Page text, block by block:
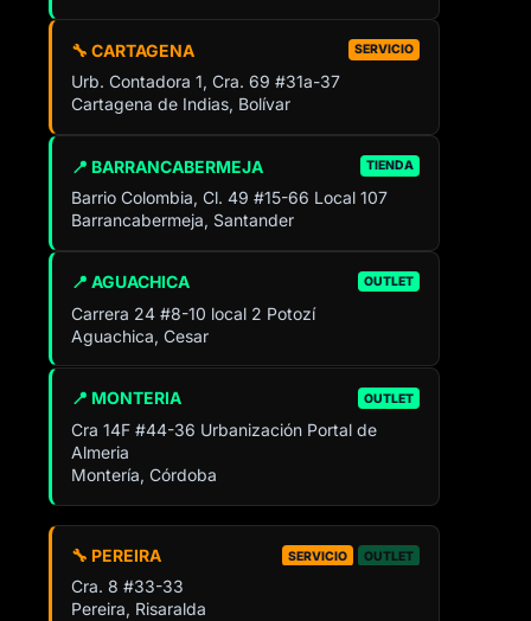
🔧 CARTAGENA SERVICIO
Urb. Contadora 1, Cra. 69 #31a-37
Cartagena de Indias, Bolívar
📍 BARRANCABERMEJA TIENDA
Barrio Colombia, Cl. 49 #15-66 Local 107
Barrancabermeja, Santander
📍 AGUACHICA OUTLET
Carrera 24 #8-10 local 2 Potozí
Aguachica, Cesar
📍 MONTERIA OUTLET
Cra 14F #44-36 Urbanización Portal de
Almeria
Montería, Córdoba
🔧 PEREIRA SERVICIO OUTLET
Cra. 8 #33-33
Pereira, Risaralda